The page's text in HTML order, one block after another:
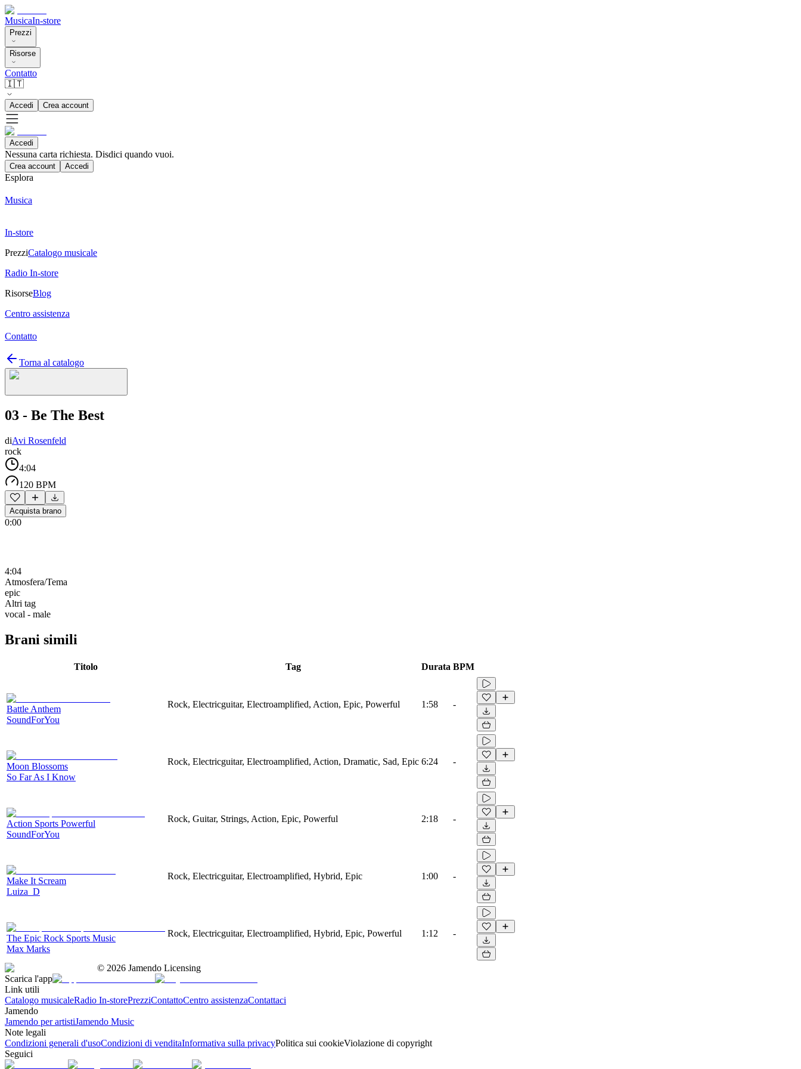
MusicaIn-store
Prezzi
Risorse
Contatto
🇮🇹
Accedi Crea account
Accedi
Nessuna carta richiesta. Disdici quando vuoi.
Crea account Accedi
Esplora
Musica
In-store
PrezziCatalogo musicale
Radio In-store
RisorseBlog
Centro assistenza
Contatto
Torna al catalogo
03 - Be The Best
diAvi Rosenfeld
rock
4:04
120 BPM
Acquista brano
0:00
4:04
Atmosfera/Tema
epic
Altri tag
vocal - male
Brani simili
Titolo Tag Durata BPM
Battle Anthem
SoundForYou
Rock, Electricguitar, Electroamplified, Action, Epic, Powerful 1:58 -
Moon Blossoms
So Far As I Know
Rock, Electricguitar, Electroamplified, Action, Dramatic, Sad, Epic 6:24 -
Action Sports Powerful
SoundForYou
Rock, Guitar, Strings, Action, Epic, Powerful 2:18 -
Make It Scream
Luiza_D
Rock, Electricguitar, Electroamplified, Hybrid, Epic 1:00 -
The Epic Rock Sports Music
Max Marks
Rock, Electricguitar, Electroamplified, Hybrid, Epic, Powerful 1:12 -
© 2026 Jamendo Licensing
Scarica l'app
Link utili
Catalogo musicaleRadio In-storePrezziContattoCentro assistenzaContattaci
Jamendo
Jamendo per artistiJamendo Music
Note legali
Condizioni generali d'usoCondizioni di venditaInformativa sulla privacyPolitica sui cookieViolazione di copyright
Seguici